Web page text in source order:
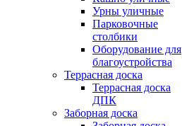
Урны уличные
Парковочные
столбики
Оборудование для
благоустройства
Террасная доска
Террасная доска
ДПК
Заборная доска